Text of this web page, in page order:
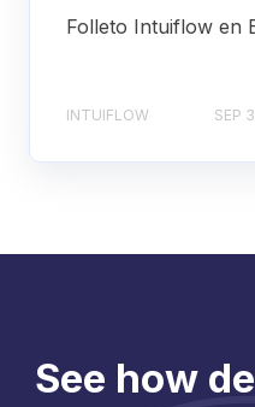
Folleto Intuiflow en
INTUIFLOW SEP
See how